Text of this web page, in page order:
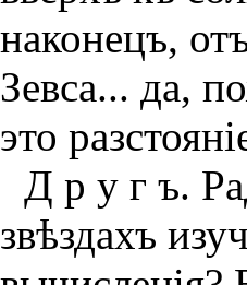
наконецъ,
Зевса... да,
это
Д р у г ъ.
звѣздахъ